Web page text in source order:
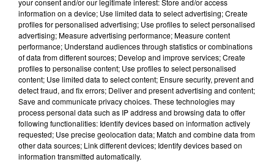
6h38
Les sentiers poussettes de la Vallée
de Villé
6 août 2026
À Hoerdt, de l’eau brune sort des
robinets
information on a device; Use limited data to select advertising; Create
profiles for personalised advertising; Use profiles to select personalised
advertising; Measure advertising performance; Measure content
performance; Understand audiences through statistics or combinations
of data from different sources; Develop and improve services; Create
profiles to personalise content; Use profiles to select personalised
content; Use limited data to select content; Ensure security, prevent and
detect fraud, and fix errors; Deliver and present advertising and content;
Save and communicate privacy choices. These technologies may
process personal data such as IP address and browsing data to offer
following functionalities: Identify devices based on information actively
requested; Use precise geolocation data; Match and combine data from
other data sources; Link different devices; Identify devices based on
information transmitted automatically.